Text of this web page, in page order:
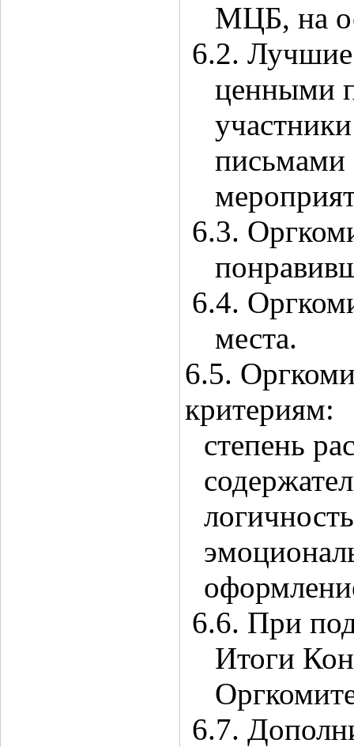
МЦБ, на
6.2.
ценными
письмами
6.3.
6.4.
места.
6.5.
критериям:
степень
6.6. При
Итоги
6.7.